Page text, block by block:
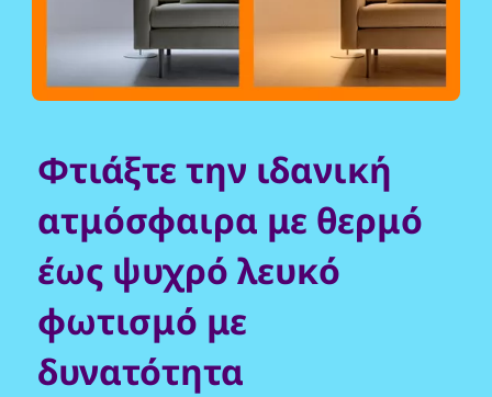
Φτιάξτε την ιδανική
ατμόσφαιρα με θερμό
έως ψυχρό λευκό
φωτισμό με
δυνατότητα